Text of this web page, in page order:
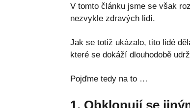
V tomto článku jsme se však
nezvykle zdravých lidí.
Jak se totiž ukázalo, tito lidé
které se dokáží dlouhodobě
Pojďme tedy na to …
1. Obklopují se